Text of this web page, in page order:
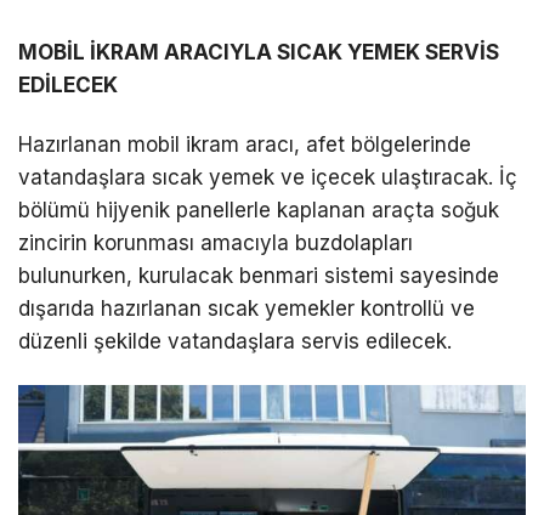
MOBİL İKRAM ARACIYLA SICAK YEMEK SERVİS
EDİLECEK
Hazırlanan mobil ikram aracı, afet bölgelerinde
vatandaşlara sıcak yemek ve içecek ulaştıracak. İç
bölümü hijyenik panellerle kaplanan araçta soğuk
zincirin korunması amacıyla buzdolapları
bulunurken, kurulacak benmari sistemi sayesinde
dışarıda hazırlanan sıcak yemekler kontrollü ve
düzenli şekilde vatandaşlara servis edilecek.